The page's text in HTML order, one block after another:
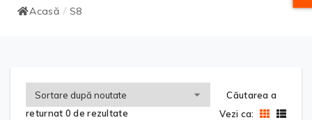
Acasă / S8
Căutarea a
returnat 0 de rezultate
Vezi ca: